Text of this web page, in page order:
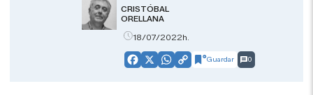
CRISTÓBAL
ORELLANA
18/07/2022h.
Facebook
X WhatsApp
CopyGuardar 0